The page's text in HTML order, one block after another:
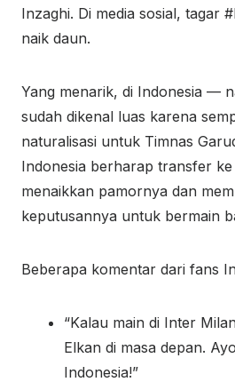
Inzaghi. Di media sosial, tagar
naik daun.
Yang menarik, di Indonesia —
sudah dikenal luas karena
naturalisasi untuk Timnas
Indonesia berharap transfer
menaikkan pamornya dan
keputusannya untuk bermain
Beberapa komentar dari fans
“Kalau main di Inter
Elkan di masa depan.
Indonesia!”